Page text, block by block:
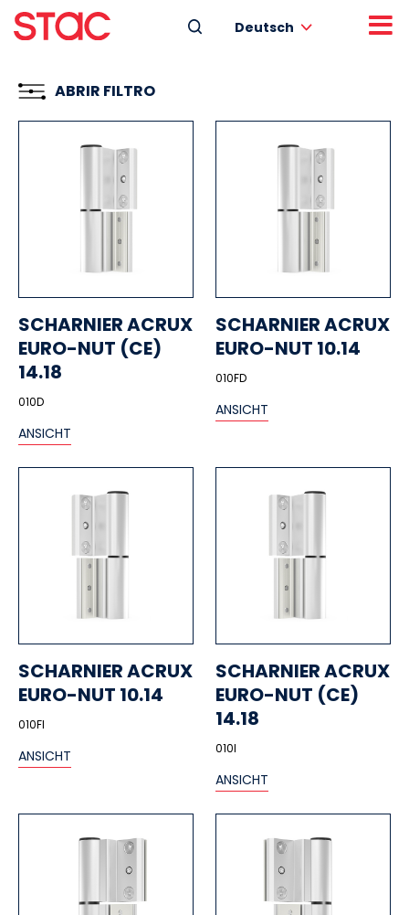
Deutsch
ABRIR FILTRO
SCHARNIER ACRUX
EURO-NUT (CE)
14.18
010D
ANSICHT
SCHARNIER ACRUX
EURO-NUT 10.14
010FD
ANSICHT
SCHARNIER ACRUX
EURO-NUT 10.14
010FI
ANSICHT
SCHARNIER ACRUX
EURO-NUT (CE)
14.18
010I
ANSICHT